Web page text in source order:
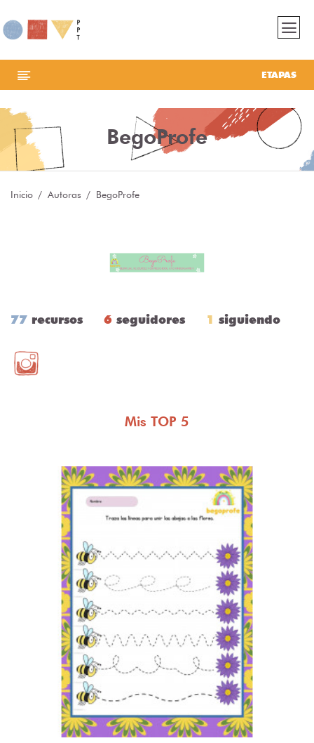
ETAPAS
BegoProfe
Inicio Autoras BegoProfe
77 recursos 6 seguidores 1 siguiendo
Mis TOP 5